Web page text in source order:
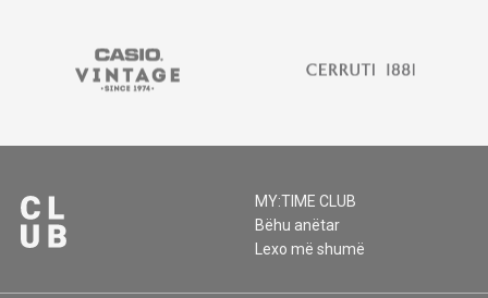
MY:TIME CLUB
Bëhu anëtar
Lexo më shumë